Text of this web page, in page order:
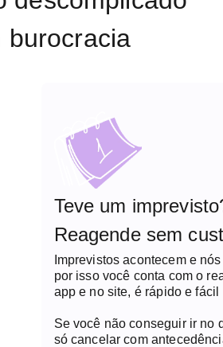
burocracia
Teve um
Reagende sem
Imprevistos acontecem e
por isso você conta com o
app e no site, é rápido e fácil
Se você não conseguir ir no
só cancelar com